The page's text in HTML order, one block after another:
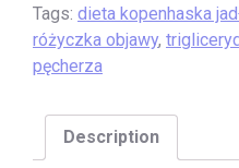
Tags: dieta kopenhaska
różyczka objawy,
pęcherza
Description